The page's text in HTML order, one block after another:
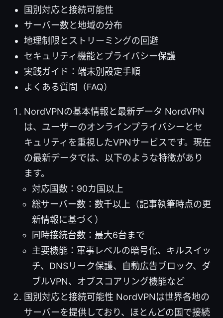
国別対応と接続可能性
サーバー数と地域の分布
地理制限とストリーミングの回避
セキュリティ機能とプライバシー保護
実践ガイド：端末別設定手順
よくある質問（FAQ）
NordVPNの基本情報と最新データ NordVPN
は、ユーザーのオンラインプライバシーとセ
キュリティを重視したVPNサービスです。現在
の最新データでは、以下のような特徴があり
ます。
対応国数：90カ国以上
総サーバー数：数千以上（記事執筆時点の更
新情報に基づく）
同時接続台数：最大6台まで
主要機能：軍事レベルの暗号化、キルスイッ
チ、DNSリーク保護、自動広告ブロック、ダ
ブルVPN、オブスコアリング機能など
国別対応と接続可能性 NordVPNは世界各地の
サーバーを提供しており、ほとんどの国で接続